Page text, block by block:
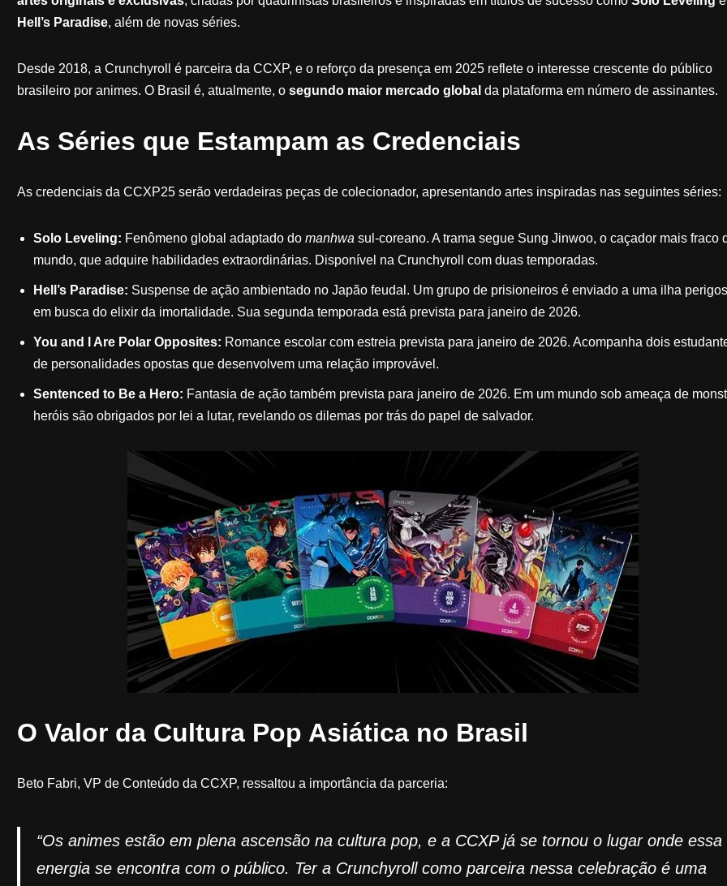
Hell’s Paradise, além de novas séries.
Desde 2018, a Crunchyroll é parceira da CCXP, e o reforço da presença em 2025 reflete o interesse crescente do público
brasileiro por animes. O Brasil é, atualmente, o segundo maior mercado global da plataforma em número de assinantes.
As Séries que Estampam as Credenciais
As credenciais da CCXP25 serão verdadeiras peças de colecionador, apresentando artes inspiradas nas seguintes séries:
Solo Leveling: Fenômeno global adaptado do manhwa sul-coreano. A trama segue Sung Jinwoo, o caçador mais fraco
mundo, que adquire habilidades extraordinárias. Disponível na Crunchyroll com duas temporadas.
Hell’s Paradise: Suspense de ação ambientado no Japão feudal. Um grupo de prisioneiros é enviado a uma ilha
em busca do elixir da imortalidade. Sua segunda temporada está prevista para janeiro de 2026.
You and I Are Polar Opposites: Romance escolar com estreia prevista para janeiro de 2026. Acompanha dois
de personalidades opostas que desenvolvem uma relação improvável.
Sentenced to Be a Hero: Fantasia de ação também prevista para janeiro de 2026. Em um mundo sob ameaça de
heróis são obrigados por lei a lutar, revelando os dilemas por trás do papel de salvador.
O Valor da Cultura Pop Asiática no Brasil
Beto Fabri, VP de Conteúdo da CCXP, ressaltou a importância da parceria:
“Os animes estão em plena ascensão na cultura pop, e a CCXP já se tornou o lugar onde essa
energia se encontra com o público. Ter a Crunchyroll como parceira nessa celebração é uma